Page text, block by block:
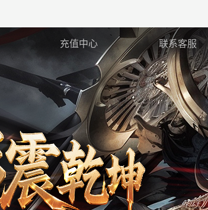
充值中心 联系客服